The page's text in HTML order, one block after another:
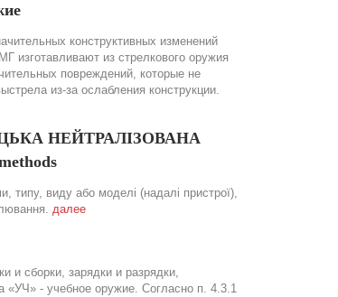
конструктивных изменений
изготавливают из стрелкового оружия
повреждений, которые не
из-за ослабления конструкции.
НЕЙТРАЛІЗОВАНА
типу, виду або моделі (надалі пристрої),
далее
и сборки, зарядки и разрядки,
- учебное оружие. Согласно п. 4.3.1